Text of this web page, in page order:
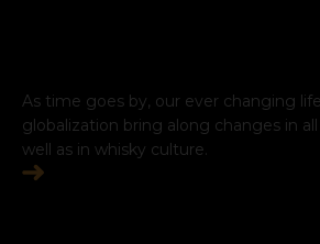
As time goes by, our ever changing
globalization bring along changes in
well as in whisky culture.